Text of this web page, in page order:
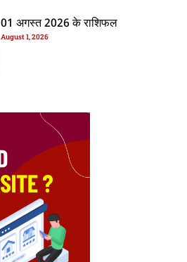
01 अगस्त 2026 के राशिफल
August 1, 2026